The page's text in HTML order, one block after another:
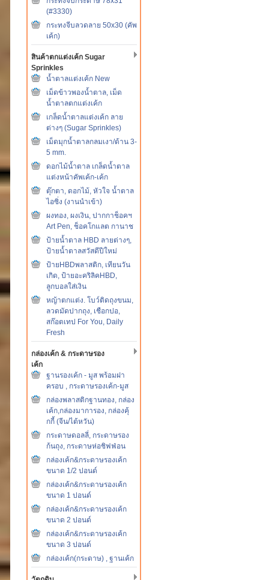
(#3330)
กระทงจีบลวดลาย 50x30 (คัพ
เค้ก)
สินค้าตกแต่งเค้ก Sugar
Sprinkles
น้ำตาลแต่งเค้ก New
เม็ดข้าวพองน้ำตาล, เม็ด
น้ำตาลตกแต่งเค้ก
เกล็ดน้ำตาลแต่งเค้ก ลาย
ต่างๆ (Sugar Sprinkles)
เม็ดมุกน้ำตาลกลมเงา/ด้าน 3-
5 mm.
ดอกไม้น้ำตาล เกล็ดน้ำตาล
แต่งหน้าคัพเค้ก-เค้ก
ตุ๊กตา, ดอกไม้, หัวใจ น้ำตาล
ไอซิ่ง (งานนำเข้า)
ผงทอง, ผงเงิน, ปากกาช็อคฯ
Art Pen, ช็อคโกแลต กานาช
ป้ายน้ำตาล HBD ลายต่างๆ,
ป้ายน้ำตาลสวัสดีปีใหม่
ป้ายHBDพลาสติก, เทียนวัน
เกิด, ป้ายอะคริลิคHBD,
ลูกบอลใส่เงิน
หญ้าตกแต่ง. โบว์ติดถุงขนม,
ลวดมัดปากถุง, เชือกปอ,
สก๊อตเทป For You, Daily
Fresh
กล่องเค้ก & กระดาษรอง
เค้ก
ฐานรองเค้ก - มูส พร้อมฝา
ครอบ , กระดาษรองเค้ก-มูส
กล่องพลาสติกฐานทอง, กล่อง
เค้ก,กล่องมาการอง, กล่องคุ้
กกี้ (จีน/ไต้หวัน)
กระดาษดอลลี่, กระดาษรอง
ก้นถุง, กระดาษห่อชิฟฟ่อน
กล่องเค้ก&กระดาษรองเค้ก
ขนาด 1/2 ปอนด์
กล่องเค้ก&กระดาษรองเค้ก
ขนาด 1 ปอนด์
กล่องเค้ก&กระดาษรองเค้ก
ขนาด 2 ปอนด์
กล่องเค้ก&กระดาษรองเค้ก
ขนาด 3 ปอนด์
กล่องเค้ก(กระดาษ) , ฐานเค้ก